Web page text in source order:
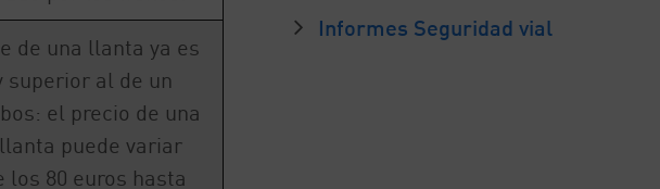
de una llanta ya es
superior al de un
el precio de una
puede variar
los 80 euros hasta
Informes Seguridad vial